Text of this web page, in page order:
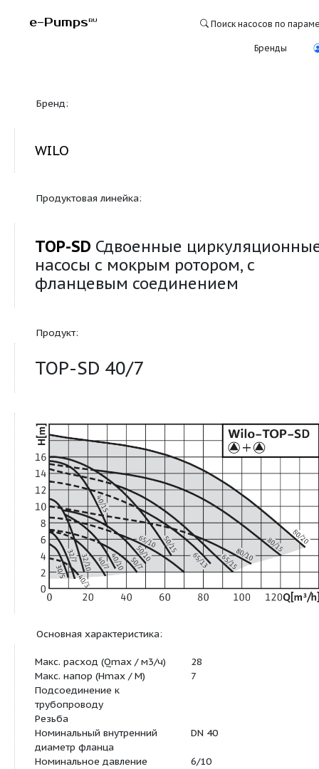
e-Pumps Поиск
TOP-SD Сдвоенные
фланцевым соединением
TOP-SD 40/7
Основная характеристика: